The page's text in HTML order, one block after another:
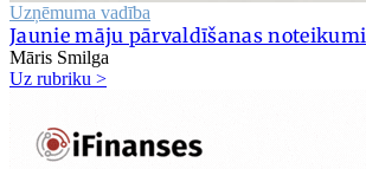
Uzņēmuma vadība
Jaunie māju pārvaldīšanas noteikumi
Māris Smilga
Uz rubriku >